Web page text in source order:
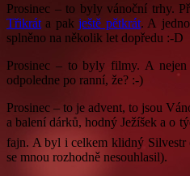
Prosinec – to byly vánoční trhy.
Třikrát a pakještě pětkrát. A
splněno na několik let dopředu :-D
Prosinec – to byly filmy. A
odpoledne po ranní, že? :-)
Prosinec – to je advent, to jsou
a balení dárků, hodný Ježíšek a o
fajn. A byl i celkem klidný Silvestr
se mnou rozhodně nesouhlasil).